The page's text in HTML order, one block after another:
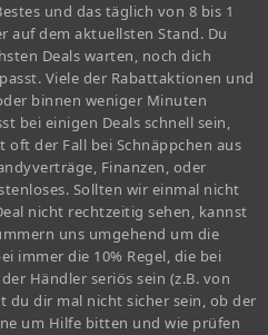
und das täglich von 8 bis 1
auf dem aktuellsten Stand. Du
Deals warten, noch dich
Viele der Rabattaktionen und
binnen weniger Minuten
bei einigen Deals schnell sein,
oft der Fall bei Schnäppchen aus
Finanzen, oder
Sollten wir einmal nicht
nicht rechtzeitig sehen, kannst
uns umgehend um die
immer die 10% Regel, die bei
Händler seriös sein (z.B. von
du dir mal nicht sicher sein, ob der
um Hilfe bitten und wie prüfen